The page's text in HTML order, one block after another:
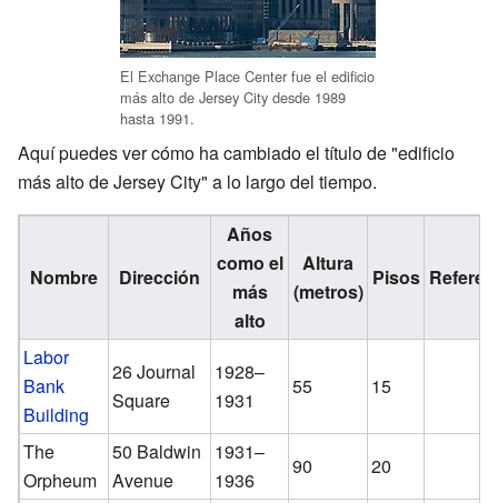
El Exchange Place Center fue el edificio
más alto de Jersey City desde 1989
hasta 1991.
Aquí puedes ver cómo ha cambiado el título de "edificio
más alto de Jersey City" a lo largo del tiempo.
Nombre Dirección
Años
como el
más
alto
Altura
(metros)
Pisos
Labor
Bank
Building
26 Journal
Square
1928–
1931
55 15
The
Orpheum
50 Baldwin
Avenue
1931–
1936
90
20